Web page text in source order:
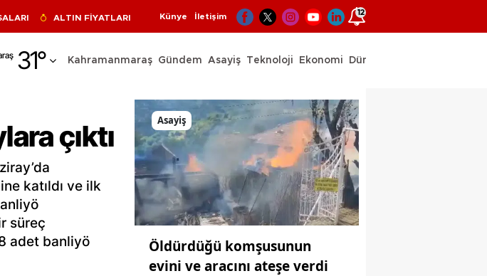
ALTIN FİYATLARI Künye İletişim 12
31° Kahramanmaraş Gündem Asayiş Teknoloji Ekonomi Dünya
çıktı
katıldı ve ilk
süreç
adet banliyö
Asayiş
Öldürdüğü komşusunun
evini ve aracını ateşe verdi